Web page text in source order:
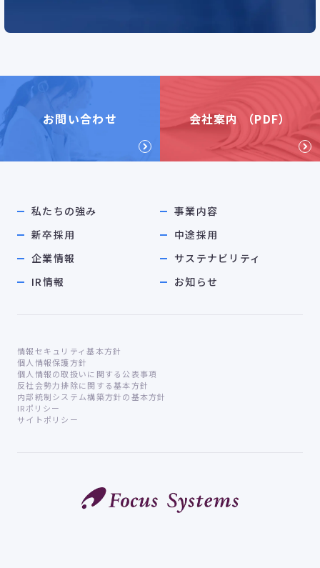
お問い合わせ 会社案内 （PDF）
私たちの強み
事業内容
新卒採用
中途採用
企業情報
サステナビリティ
IR情報
お知らせ
情報セキュリティ基本方針
個人情報保護方針
個人情報の取扱いに関する公表事項
反社会勢力排除に関する基本方針
内部統制システム構築方針の基本方針
IRポリシー
サイトポリシー